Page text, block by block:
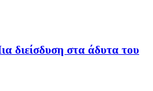
διείσδυση στα άδυτα του